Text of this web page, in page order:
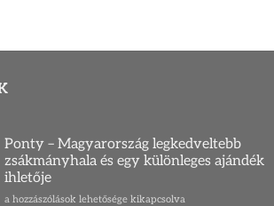
Ponty – Magyarország legkedveltebb
zsákmányhala és egy különleges ajándék
ihletője
Ponty
a hozzászólások lehetősége kikapcsolva